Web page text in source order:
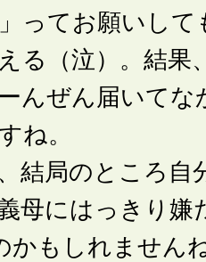
ってお願いして
る（泣）。結果
んぜん届いてな
ね。
結局のところ自
母にはっきり嫌
かもしれません